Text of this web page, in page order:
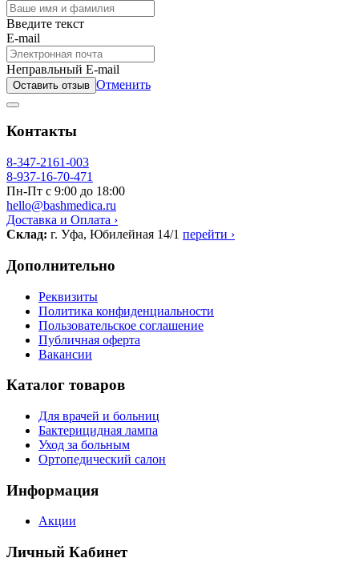
Введите текст
E-mail
Неправльный E-mail
Оставить отзыв Отменить
Контакты
8-347-2161-003
8-937-16-70-471
Пн-Пт с 9:00 до 18:00
hello@bashmedica.ru
Доставка и Оплата ›
Склад: г. Уфа, Юбилейная 14/1 перейти ›
Дополнительно
Реквизиты
Политика конфиденциальности
Пользовательское соглашение
Публичная оферта
Вакансии
Каталог товаров
Для врачей и больниц
Бактерицидная лампа
Уход за больным
Ортопедический салон
Информация
Акции
Личный Кабинет